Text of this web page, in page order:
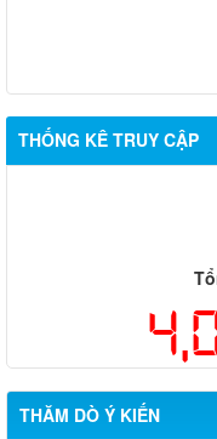
THỐNG KÊ TRUY CẬP
THĂM DÒ Ý KIẾN